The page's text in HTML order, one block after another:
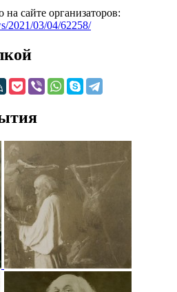
сайте организаторов:
2021/03/04/62258/